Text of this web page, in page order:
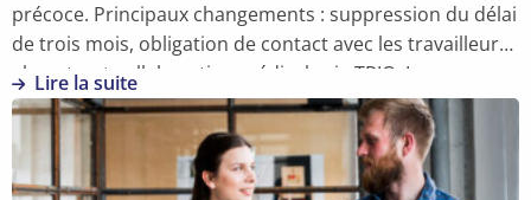
précoce. Principaux changements : suppression du délai
de trois mois, obligation de contact avec les travailleurs
absents, et collaboration médicale via TRIO. Les
employeurs doivent adapter leur règlement de travail.
Lire la suite
En
savoir
plus